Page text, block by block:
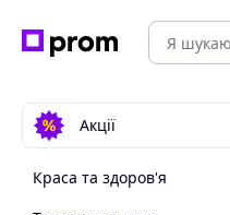
Акції
Краса та здоров'я